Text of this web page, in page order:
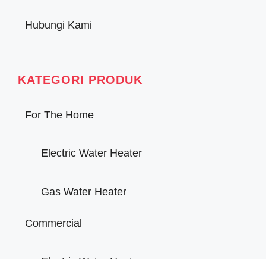
Hubungi Kami
KATEGORI PRODUK
For The Home
Electric Water Heater
Gas Water Heater
Commercial